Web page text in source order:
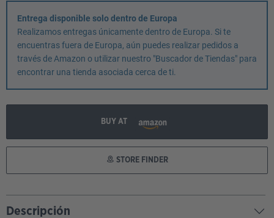
Entrega disponible solo dentro de Europa
Realizamos entregas únicamente dentro de Europa. Si te
encuentras fuera de Europa, aún puedes realizar pedidos a
través de Amazon o utilizar nuestro "Buscador de Tiendas" para
encontrar una tienda asociada cerca de ti.
BUY AT
STORE FINDER
Descripción